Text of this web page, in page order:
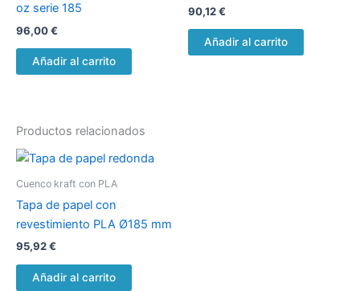
oz serie 185
96,00€
Añadir al carrito
90,12€
Añadir al carrito
Productos relacionados
Cuenco kraft con PLA
Tapa de papel con
revestimiento PLA Ø185 mm
95,92€
Añadir al carrito